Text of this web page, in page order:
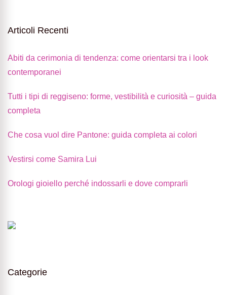
Articoli Recenti
Abiti da cerimonia di tendenza: come orientarsi tra i look
contemporanei
Tutti i tipi di reggiseno: forme, vestibilità e curiosità – guida
completa
Che cosa vuol dire Pantone: guida completa ai colori
Vestirsi come Samira Lui
Orologi gioiello perché indossarli e dove comprarli
Categorie